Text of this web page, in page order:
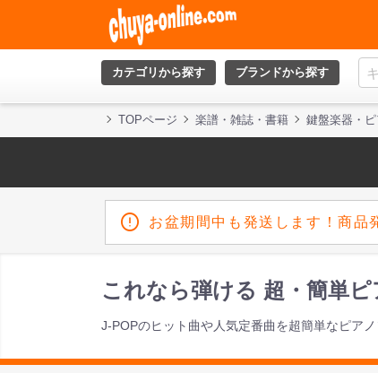
カテゴリから探す ブランドから探す
TOPページ 楽譜・雑誌・書籍 鍵盤楽器・
お盆期間中も発送します！商品
これなら弾ける 超・簡単
J-POPのヒット曲や人気定番曲を超簡単なピア